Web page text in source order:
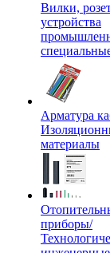
Вилки,
устройства
Арматура
материалы
приборы/